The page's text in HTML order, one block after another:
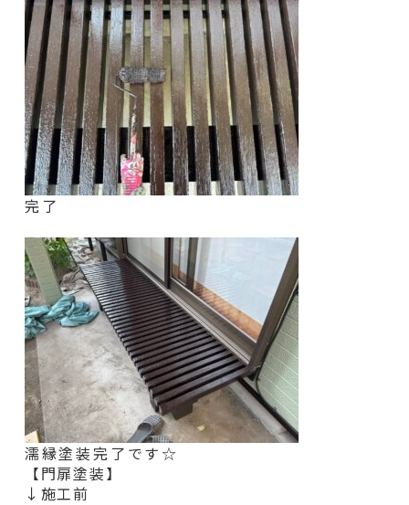
完了
濡縁塗装完了です☆
【門扉塗装】
↓施工前